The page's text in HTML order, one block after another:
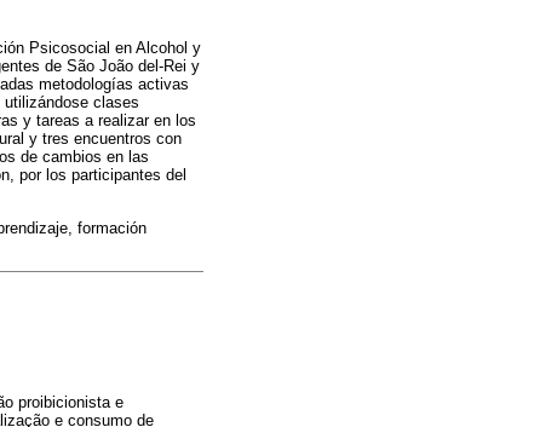
Psicosocial en Alcohol y
de São João del-Rei y
metodologías activas
utilizándose clases
y tareas a realizar en los
y tres encuentros con
de cambios en las
por los participantes del
formación
proibicionista e
e consumo de